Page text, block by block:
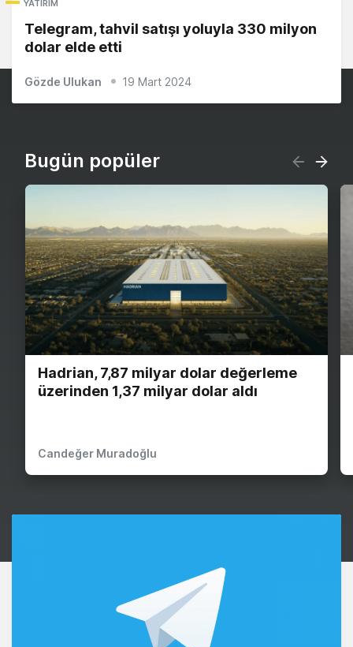
YATIRIM
Telegram, tahvil satışı yoluyla 330 milyon
dolar elde etti
Gözde Ulukan 19 Mart 2024
Bugün popüler
Hadrian, 7,87 milyar dolar değerleme
üzerinden 1,37 milyar dolar aldı
Candeğer Muradoğlu